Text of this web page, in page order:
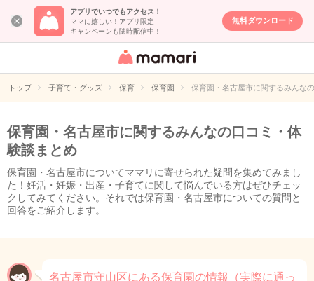
アプリでいつでもアクセス！
ママに嬉しい！アプリ限定
キャンペーンも随時配信中！
無料ダウンロード
女性専用匿名QA
イト
トップ 子育て・グッズ 保育 保育園 保育園・名古屋市に関するみんな
保育園・名古屋市に関するみんなの口コミ・体
験談まとめ
保育園・名古屋市についてママリに寄せられた疑問を集めてみまし
た！妊活・妊娠・出産・子育てに関して悩んでいる方はぜひチェッ
クしてみてください。それでは保育園・名古屋市についての質問と
回答をご紹介します。
名古屋市守山区にある保育園の情報（実際に通っ